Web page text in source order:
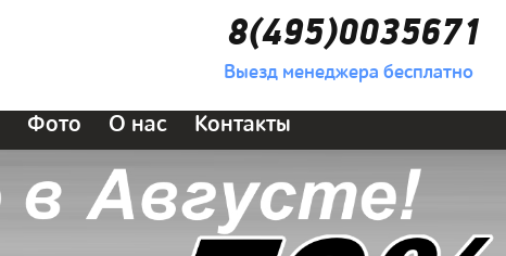
8(495)0035671
Выезд менеджера бесплатно
Фото О нас Контакты